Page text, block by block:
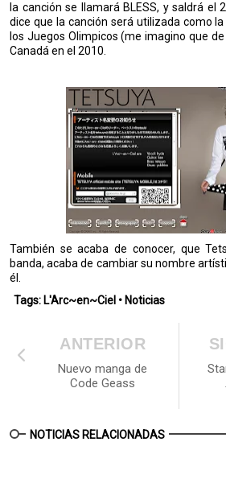
la canción se llamará BLESS, y saldrá el
dice que la canción será utilizada como la
los Juegos Olimpicos (me imagino que
Canadá en el 2010.
También se acaba de conocer, que
banda, acaba de cambiar su nombre
él.
Tags: L'Arc~en~Ciel • Noticias
ANTERIOR
Nuevo manga de
Code Geass
NOTICIAS RELACIONADAS